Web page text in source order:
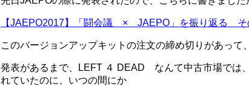
【JAEPO2017】「闘会議 × JAEPO」を振り返る そ
このバージョンアップキットの注文の締め切りがあって
発表があるまで、LEFT ４ DEAD なんて中古市場では
れていたのに、いつの間にか